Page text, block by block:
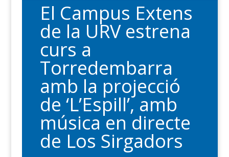
El Campus Extens
de la URV estrena
curs a
Torredembarra
amb la projecció
de ‘L’Espill’, amb
música en directe
de Los Sirgadors